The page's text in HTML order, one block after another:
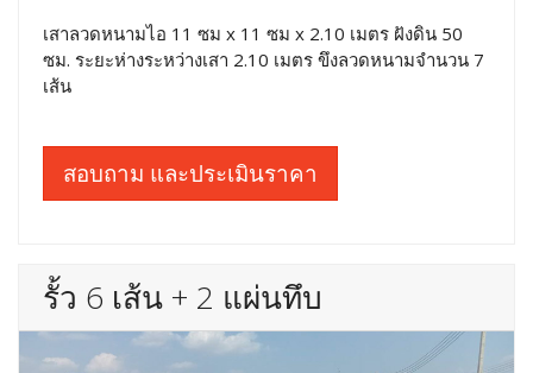
เสาลวดหนามไอ 11 ซม x 11 ซม x 2.10 เมตร ฝังดิน 50
ซม. ระยะห่างระหว่างเสา 2.10 เมตร ขึงลวดหนามจำนวน 7
เส้น
สอบถาม และประเมินราคา
รั้ว 6 เส้น + 2 แผ่นทึบ